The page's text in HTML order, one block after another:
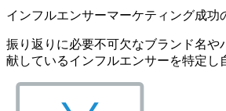
インフルエンサーマーケティング成
振り返りに必要不可欠なブランド名
献しているインフルエンサーを特定し